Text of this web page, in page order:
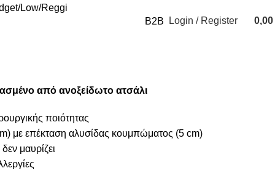
B2B Login / Register 0,00
Low Reggi
από ανοξείδωτο ατσάλι
ποιότητας
με επέκταση αλυσίδας κουμπώματος (5 cm)
μαυρίζει